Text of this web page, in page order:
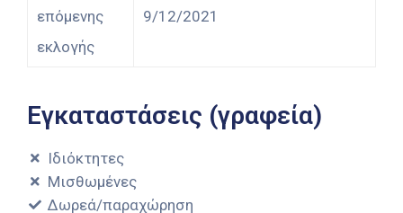
επόμενης
εκλογής
9/12/2021
Εγκαταστάσεις (γραφεία)
Ιδιόκτητες
Μισθωμένες
Δωρεά/παραχώρηση